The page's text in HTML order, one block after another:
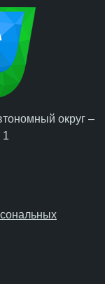
округ –
1